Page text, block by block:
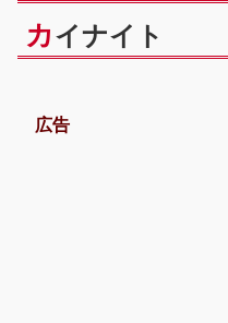
カイナイト
広告